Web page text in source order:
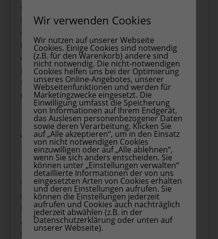
Kleine Belohnung am Ziel
Pausen fest einplanen
Kuscheldecke + Lieblingskissen
Mini-Atemübung gemeinsam
🌟 51–55: Besondere
Ideen für unvergessliche
Fahrten
Roadtrip-Überraschungstüte
Auto-Schatzsuche
Wir verwenden Cookies
Wir nutzen auf unserer Webseite
Cookies. Einige Cookies sind notwendig
(z.B. für den Warenkorb) andere sind
nicht notwendig. Die nicht-notwendigen
Cookies helfen uns bei der Optimierung
unseres Online-Angebotes, unserer
Webseitenfunktionen und werden für
Marketingzwecke eingesetzt. Die
Einwilligung umfasst die Speicherung
von Informationen auf Ihrem Endgerät,
das Auslesen personenbezogener Daten
sowie deren Verarbeitung. Klicken Sie
auf „Alle akzeptieren“, um in den Einsatz
von nicht notwendigen Cookies
einzuwilligen oder auf „Alle ablehnen“,
wenn Sie sich anders entscheiden. Sie
können unter „Einstellungen verwalten“
detaillierte Informationen der von uns
eingesetzten Arten von Cookies erhalten
und deren Einstellungen aufrufen. Sie
können die Einstellungen jederzeit
aufrufen und Cookies auch nachträglich
jederzeit abwählen (z.B. in der
Datenschutzerklärung oder unten auf
unserer Webseite).